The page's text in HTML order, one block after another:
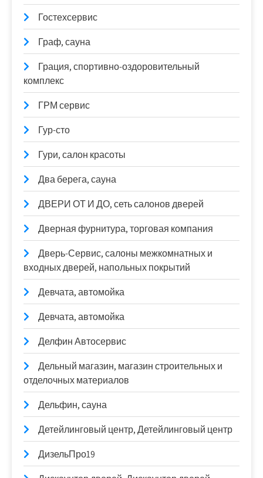
Гостехсервис
Граф, сауна
Грация, спортивно-оздоровительный
комплекс
ГРМ сервис
Гур-сто
Гури, салон красоты
Два берега, сауна
ДВЕРИ ОТ И ДО, сеть салонов дверей
Дверная фурнитура, торговая компания
Дверь-Сервис, салоны межкомнатных и
входных дверей, напольных покрытий
Девчата, автомойка
Девчата, автомойка
Делфин Автосервис
Дельный магазин, магазин строительных и
отделочных материалов
Дельфин, сауна
Детейлинговый центр, Детейлинговый центр
ДизельПро19